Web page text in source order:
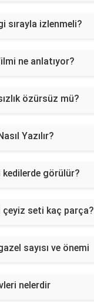
sırayla izlenmeli?
ne anlatıyor?
özürsüz mü?
Yazılır?
görülür?
çeyiz seti kaç parça?
sayısı ve önemi
nelerdir